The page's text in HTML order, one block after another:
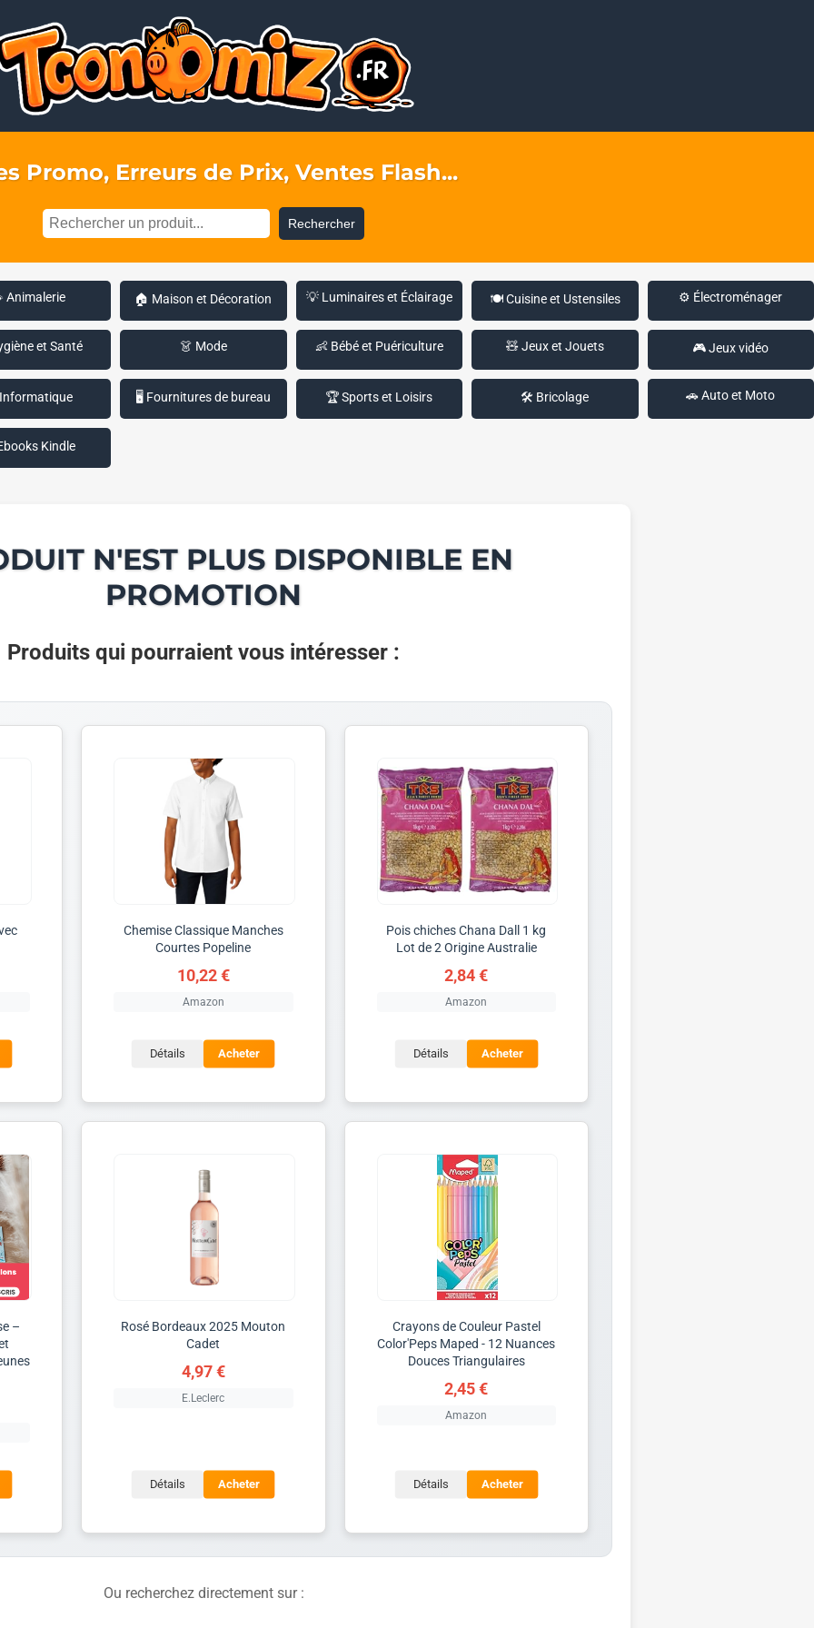
Promo, Erreurs de Prix, Ventes Flash...
Rechercher
Animalerie 🏠 Maison et Décoration 💡 Luminaires et Éclairage 🍽️ Cuisine et Ustensiles ⚙️ Électroménager
et Santé 👗 Mode 👶 Bébé et Puériculture 🧸 Jeux et Jouets 🎮 Jeux vidéo
🖥️ Fournitures de bureau 🏆 Sports et Loisirs 🛠️ Bricolage 🚗 Auto et Moto
Kindle
N'EST PLUS DISPONIBLE EN
PROMOTION
Produits qui pourraient vous intéresser :
Chemise Classique Manches
Courtes Popeline
10,22 €
Amazon
Détails Acheter
Pois chiches Chana Dall 1 kg
Lot de 2 Origine Australie
2,84 €
Amazon
Détails Acheter
–
Rosé Bordeaux 2025 Mouton
Cadet
4,97 €
E.Leclerc
Détails Acheter
Crayons de Couleur Pastel
Color'Peps Maped - 12 Nuances
Douces Triangulaires
2,45 €
Amazon
Détails Acheter
Ou recherchez directement sur :